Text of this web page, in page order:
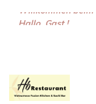
Hallo, Gast !